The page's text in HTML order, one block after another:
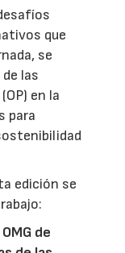
que
se
las
en la
para
edición se
de